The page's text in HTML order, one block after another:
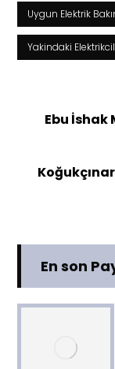
Uygun Elektrik
Yakindaki
Ebu İshak
En son